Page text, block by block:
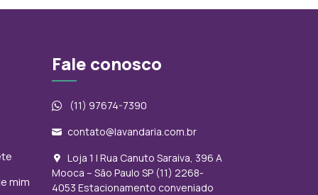
mim
Fale conosco
(11) 97674-7390
contato@lavandaria.com.br
Loja 1 | Rua Canuto Saraiva, 396 A
Mooca – São Paulo SP (11) 2268-
4053 Estacionamento conveniado